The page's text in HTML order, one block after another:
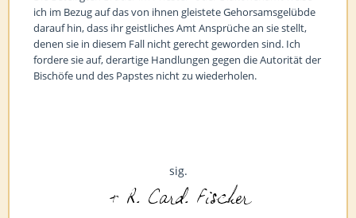
ich im Bezug auf das von ihnen gleistete Gehorsamsgelübde
darauf hin, dass ihr geistliches Amt Ansprüche an sie stellt,
denen sie in diesem Fall nicht gerecht geworden sind. Ich
fordere sie auf, derartige Handlungen gegen die Autorität der
Bischöfe und des Papstes nicht zu wiederholen.
sig.